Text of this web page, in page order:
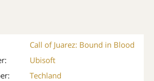
Call of Juarez: Bound in Blood
Ubisoft
Techland